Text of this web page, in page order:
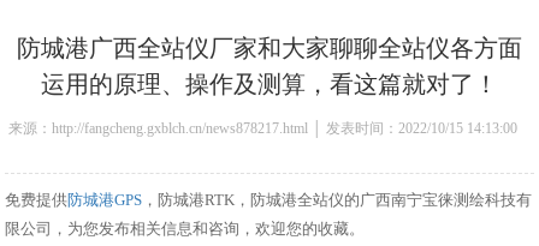
防城港广西全站仪厂家和大家聊聊全站仪各方面
运用的原理、操作及测算，看这篇就对了！
来源：http://fangcheng.gxblch.cn/news878217.html │ 发表时间：2022/10/15 14:13:00
免费提供防城港GPS ，防城港RTK，防城港全站仪的广西南宁宝徕测绘科技有
限公司，为您发布相关信息和咨询，欢迎您的收藏。